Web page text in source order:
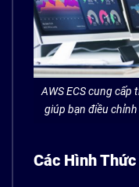
AWS ECS cung
giúp bạn điều
Các Hình